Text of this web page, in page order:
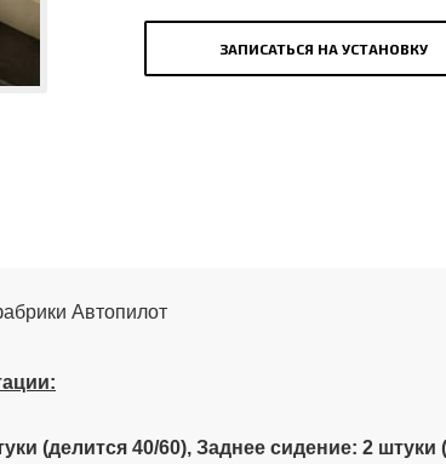
ЗАПИСАТЬСЯ НА УСТАНОВКУ
Автопилот
(делится 40/60), Заднее сидение: 2 штуки